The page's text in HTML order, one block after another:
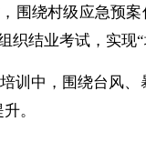
围绕村级应急预
织结业考试，实
训中，围绕台风
。